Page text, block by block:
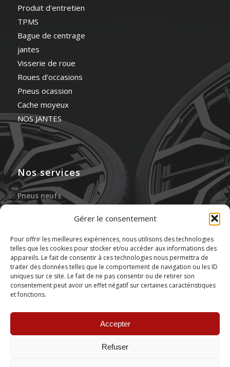
Gérer le consentement
Pour offrir les meilleures expériences, nous utilisons des technologies
telles que les cookies pour stocker et/ou accéder aux informations des
appareils. Le fait de consentir à ces technologies nous permettra de
traiter des données telles que le comportement de navigation ou les ID
uniques sur ce site. Le fait de ne pas consentir ou de retirer son
consentement peut avoir un effet négatif sur certaines caractéristiques
et fonctions.
Accepter
Refuser
Produit d'entretien
TPMS
Bague de centrage
jantes
Visserie de roue
Roues d'occasions
Pneus ocassion
Cache moyeux
NOS JANTES
Nos services
Pneus neufs
Gonflage à l’azote
Réparation des pneus
Stockage de pneus
Montage de pneus